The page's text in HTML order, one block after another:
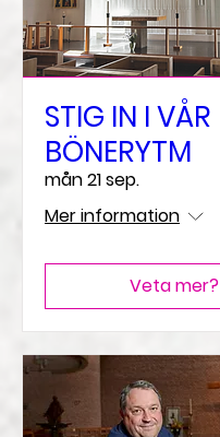
STIG IN I VÅR
BÖNERYTM
mån 21 sep.
Mer information
Veta mer?